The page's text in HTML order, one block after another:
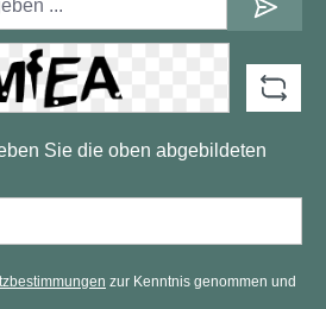
Sie die oben abgebildeten
zur Kenntnis genommen und